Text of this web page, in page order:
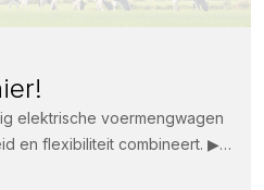
elektrische voermengwagen
en flexibiliteit combineert. ▶